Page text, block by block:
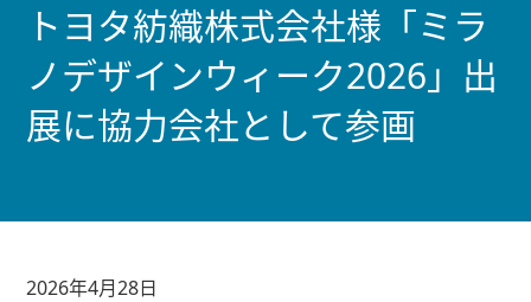
トヨタ紡織株式会社様「ミラ
ノデザインウィーク2026」出
展に協力会社として参画
2026年4月28日